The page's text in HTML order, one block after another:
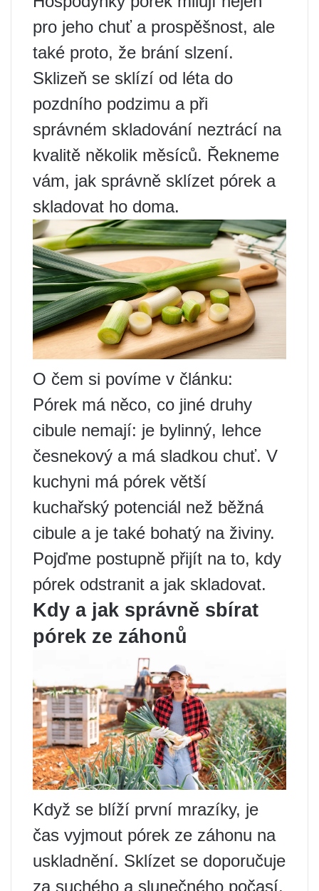
pro jeho chuť a prospěšnost, ale
také proto, že brání slzení.
Sklizeň se sklízí od léta do
pozdního podzimu a při
správném skladování neztrácí na
kvalitě několik měsíců. Řekneme
vám, jak správně sklízet pórek a
skladovat ho doma.
O čem si povíme v článku:
Pórek má něco, co jiné druhy
cibule nemají: je bylinný, lehce
česnekový a má sladkou chuť. V
kuchyni má pórek větší
kuchařský potenciál než běžná
cibule a je také bohatý na živiny.
Pojďme postupně přijít na to, kdy
pórek odstranit a jak skladovat.
Kdy a jak správně sbírat
pórek ze záhonů
Když se blíží první mrazíky, je
čas vyjmout pórek ze záhonu na
uskladnění. Sklízet se doporučuje
za suchého a slunečného počasí.